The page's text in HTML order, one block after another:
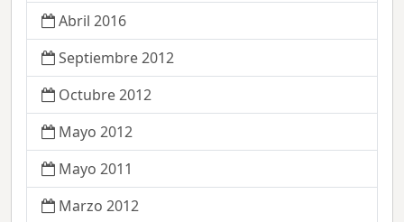
Abril 2016
Septiembre 2012
Octubre 2012
Mayo 2012
Mayo 2011
Marzo 2012